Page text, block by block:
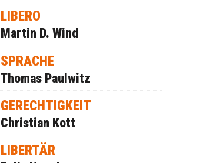
LIBERO
Martin D. Wind
SPRACHE
Thomas Paulwitz
GERECHTIGKEIT
Christian Kott
LIBERTÄR